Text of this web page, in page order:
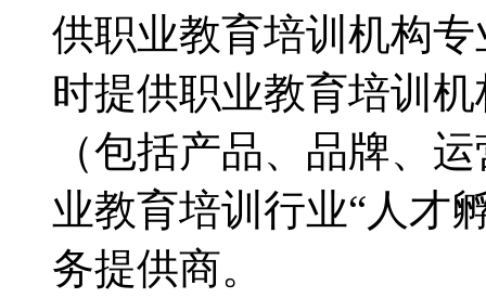
供职业教育培训机构
时提供职业教育培训
（包括产品、品牌、
业教育培训行业“人才
务提供商。